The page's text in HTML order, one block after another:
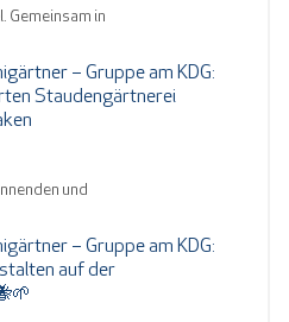
Gemeinsam in
– Gruppe am KDG:
Staudengärtnerei
und
– Gruppe am KDG:
auf der